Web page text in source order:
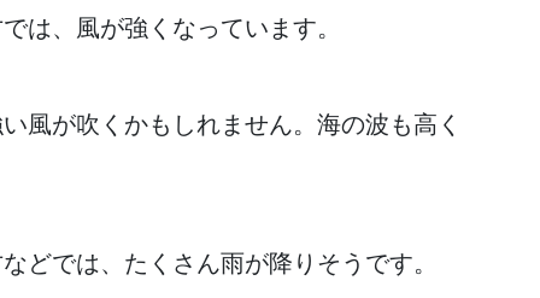
では、 風が強 くなっています。
い風が吹 くかもしれません。 海の波も高 く
などでは、たくさん雨が降 りそうです。